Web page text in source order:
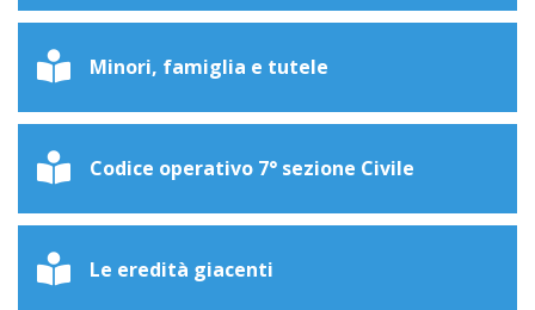
Minori, famiglia e tutele
Codice operativo 7° sezione Civile
Le eredità giacenti